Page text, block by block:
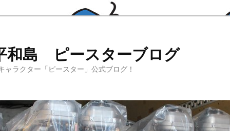
和島 ピースターブログ
ラクター「ピースター」公式ブログ！